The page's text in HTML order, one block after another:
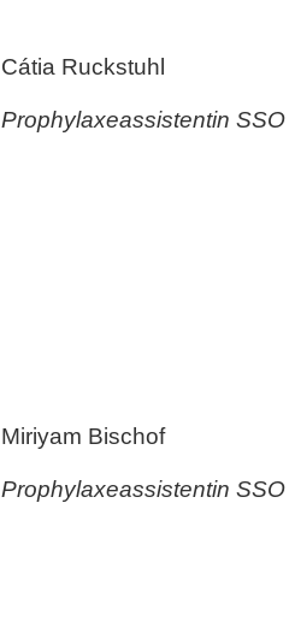
Cátia Ruckstuhl
Prophylaxeassistentin
Miriyam Bischof
Prophylaxeassistentin SSO